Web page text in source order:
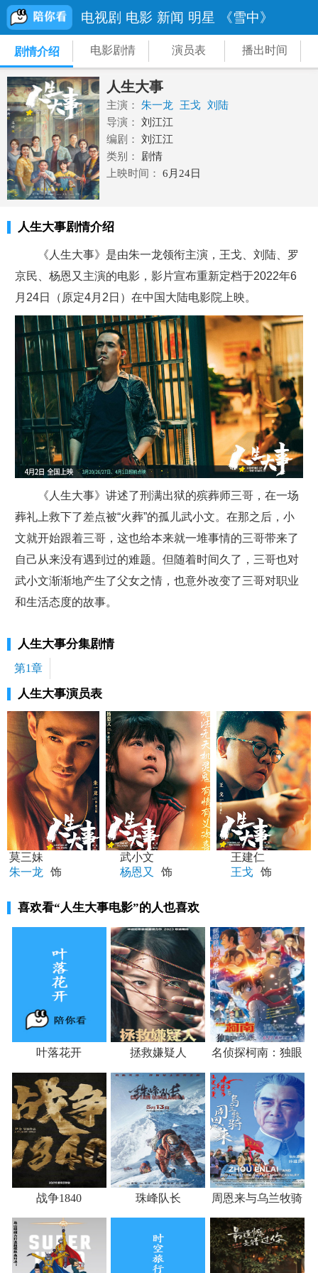
电视剧 电影 新闻 明星 《雪中》
剧情介绍 电影剧情 演员表 播出时间
人生大事
主演： 朱一龙 王戈 刘陆
导演：
刘江江
编剧：
刘江江
类别：
剧情
上映时间：
6月24日
人生大事剧情介绍
《人生大事》是由朱一龙领衔主演，王戈、刘陆、罗
京民、杨恩又主演的电影，影片宣布重新定档于2022年6
月24日（原定4月2日）在中国大陆电影院上映。
《人生大事》讲述了刑满出狱的殡葬师三哥，在一场
葬礼上救下了差点被“火葬”的孤儿武小文。在那之后，小
文就开始跟着三哥，这也给本来就一堆事情的三哥带来了
自己从来没有遇到过的难题。但随着时间久了，三哥也对
武小文渐渐地产生了父女之情，也意外改变了三哥对职业
和生活态度的故事。
人生大事分集剧情
第1章
人生大事演员表
莫三妹
朱一龙
饰
武小文
杨恩又
饰
王建仁
王戈
饰
喜欢看“人生大事电影”的人也喜欢
叶落花开 拯救嫌疑人
名侦探柯南：独眼
的残像
战争1840 珠峰队长 周恩来与乌兰牧骑